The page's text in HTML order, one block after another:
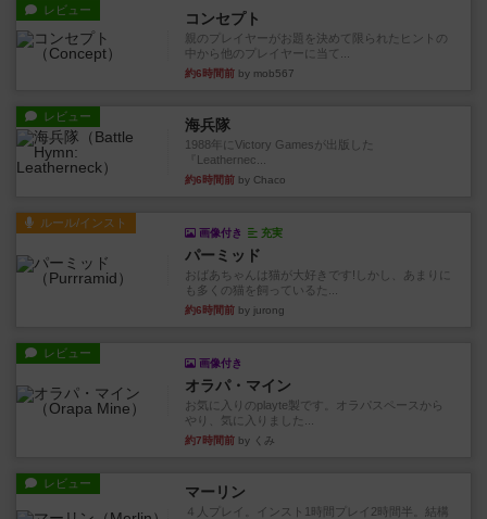
レビュー コンセプト
親のプレイヤーがお題を決めて限られたヒントの
中から他のプレイヤーに当て...
約6時間前 by mob567
レビュー 海兵隊
1988年にVictory Gamesが出版した
『Leathernec...
約6時間前 by Chaco
ルール/インスト
画像付き 充実
パーミッド
おばあちゃんは猫が大好きです!しかし、あまりに
も多くの猫を飼っているた...
約6時間前 by jurong
レビュー
画像付き
オラパ・マイン
お気に入りのplayte製です。オラパスペースから
やり、気に入りました...
約7時間前 by くみ
レビュー マーリン
４人プレイ。インスト1時間プレイ2時間半。結構